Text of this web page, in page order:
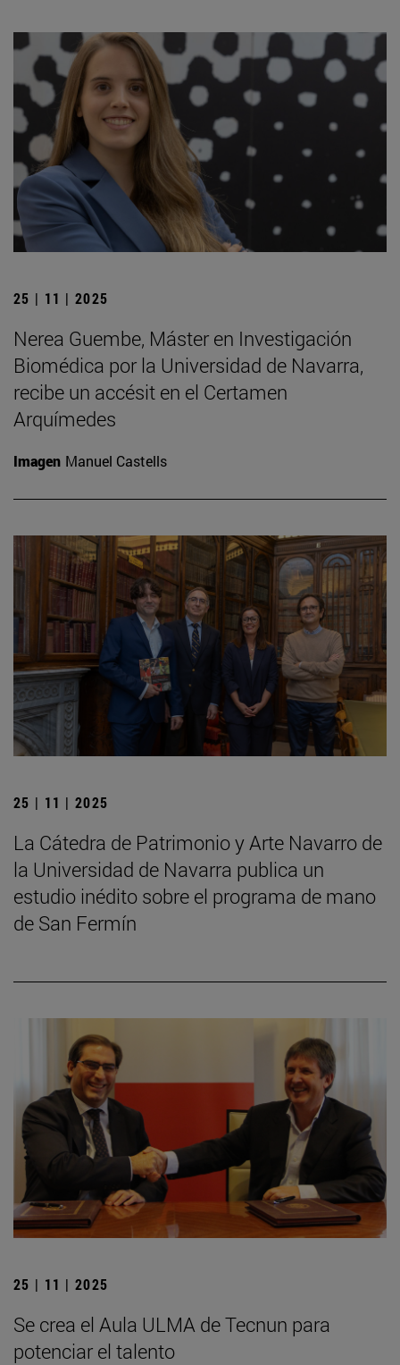
25 | 11 | 2025
Nerea Guembe, Máster en Investigación
Biomédica por la Universidad de Navarra,
recibe un accésit en el Certamen
Arquímedes
Imagen Manuel Castells
25 | 11 | 2025
La Cátedra de Patrimonio y Arte Navarro de
la Universidad de Navarra publica un
estudio inédito sobre el programa de mano
de San Fermín
25 | 11 | 2025
Se crea el Aula ULMA de Tecnun para
potenciar el talento